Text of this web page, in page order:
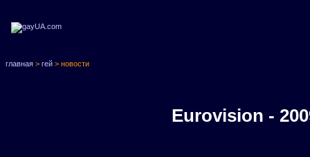
главная > гей > новости
Eurovision -